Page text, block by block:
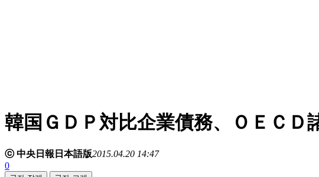
韓国ＧＤＰ対比企業債務、ＯＥＣ
ⓒ 中央日報日本語版2015.04.20 14:47
0